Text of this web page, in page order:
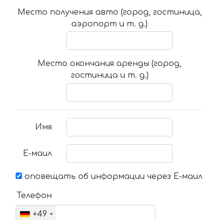
Место получения авто (город, гостиница,
аэропорт и т. д.)
Место окончания аренды (город,
гостиница и т. д.)
Имя
Е-маил
оповещать об информации через Е-маил
Телефон
+49